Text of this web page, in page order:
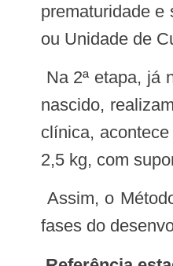
prematuridade e
ou Unidade de
Na 2ª etapa, já na Unidade de Cuidados Intermediários Canguru (UCINCa), os pais permanecem continuamente com o recém-
nascido,
clínica,
2,5 kg, com
Assim, o Método Canguru se consolida como um cuidado contínuo que integra hospital, família e rede de saúde em todas as
fases do